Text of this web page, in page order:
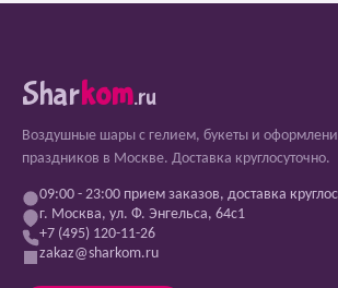
Sharkom.ru
Воздушные шары с гелием, букеты и
праздников в Москве. Доставка круглосуточно.
09:00 - 23:00 прием заказов, доставка
г. Москва, ул. Ф. Энгельса, 64с1
+7 (495) 120-11-26
zakaz@sharkom.ru